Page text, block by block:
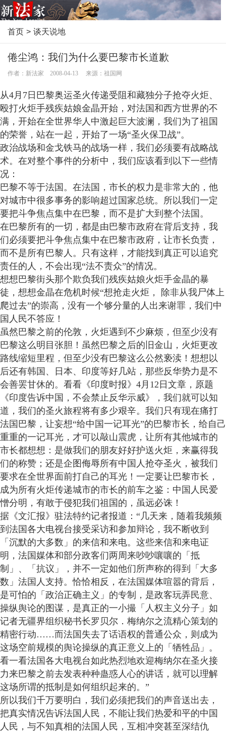
首页 > 谈天说地
倦尘鸿：我们为什么要巴黎市长道歉
作者：新法家 2008-04-13 来源：祖国网
从4月7日巴黎奥运圣火传递受阻和藏独分子抢夺火炬、
殴打火炬手残疾姑娘金晶开始，对法国和西方世界的不
满，开始在全世界华人中激起巨大波澜，我们为了祖国
的荣誉，站在一起，开始了一场“圣火保卫战”。
政治战场和金戈铁马的战场一样，我们必须要有战略战
术。在对整个事件的分析中，我们应该看到以下一些情
况：
巴黎不等于法国。在法国，市长的权力是非常大的，他
对城市中很多事务的影响超过国家总统。所以我们一定
要把斗争焦点集中在巴黎，而不是扩大到整个法国。
在巴黎所有的一切，都是由巴黎市政府在背后支持，我
们必须要把斗争焦点集中在巴黎市政府，让市长负责，
而不是所有巴黎人。只有这样，才能找到真正可以追究
责任的人，不会出现“法不责众”的情况。
想想巴黎街头那个欺负我们残疾姑娘火炬手金晶的暴
徒，想想金晶在危机时候“想抢走火炬， 除非从我尸体上
爬过去”的崇高，没有一个够分量的人出来谢罪，我们中
国人民不答应！
虽然巴黎之前的伦敦，火炬遇到不少麻烦，但至少没有
巴黎这么明目张胆！虽然巴黎之后的旧金山，火炬更改
路线缩短里程，但至少没有巴黎这么公然亵渎！想想以
后还有韩国、日本、印度等好几站，那些反华势力是不
会善罢甘休的。看看《印度时报》4月12日文章，原题
《印度告诉中国，不会禁止反华示威》，我们就可以知
道，我们的圣火旅程将有多少艰辛。我们只有现在痛打
法国巴黎，让妄想“给中国一记耳光”的巴黎市长，给自己
重重的一记耳光，才可以敲山震虎，让所有其他城市的
市长都想想：是做我们的朋友好好护送火炬，来赢得我
们的称赞；还是企图侮辱所有中国人抢夺圣火，被我们
要求在全世界面前打自己的耳光！一定要让巴黎市长，
成为所有火炬传递城市的市长的前车之鉴：中国人民爱
憎分明，有敢于侵犯我们祖国的，虽远必诛！
据《文汇报》驻法特约记者报道：“几天来，随着我频频
到法国各大电视台接受采访和参加辩论，我不断收到
「沉默的大多数」的来信和来电。这些来信和来电证
明，法国媒体和部分政客们两周来吵吵嚷嚷的「抵
制」、「抗议」，并不一定如他们所声称的得到「大多
数」法国人支持。恰恰相反，在法国媒体喧嚣的背后，
是可怕的「政治正确主义」的专制，是政客玩弄民意、
操纵舆论的图谋，是真正的一小撮「人权主义分子」如
记者无疆界组织秘书长罗贝尔．梅纳尔之流精心策划的
精密行动……而法国失去了话语权的普通公众，则成为
这场空前规模的舆论操纵的真正意义上的「牺牲品」。
看一看法国各大电视台如此热烈地欢迎梅纳尔在圣火接
力来巴黎之前去发表种种蛊惑人心的讲话，就可以理解
这场所谓的抵制是如何组织起来的。”
所以我们千万要明白，我们必须把我们的声音送出去，
把真实情况告诉法国人民，不能让我们热爱和平的中国
人民，与不知真相的法国人民，互相冲突甚至深结仇